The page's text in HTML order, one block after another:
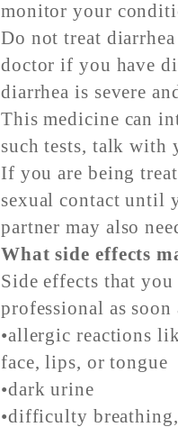
monitor your
Do not treat
doctor if you have
diarrhea is severe
This medicine can
such tests, talk with
If you are being
sexual contact until
partner may also
What side effects
Side effects that
professional as soon
•allergic reactions
face, lips, or tongue
•dark urine
•difficulty